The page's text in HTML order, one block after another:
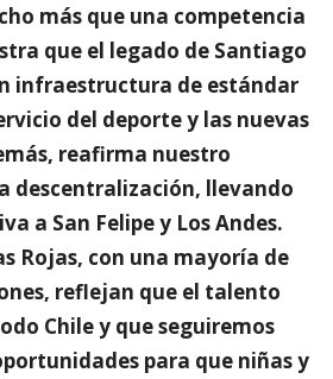
más que una competencia
que el legado de Santiago
infraestructura de estándar
del deporte y las nuevas
reafirma nuestro
descentralización, llevando
a San Felipe y Los Andes.
Rojas, con una mayoría de
reflejan que el talento
Chile y que seguiremos
para que niñas y